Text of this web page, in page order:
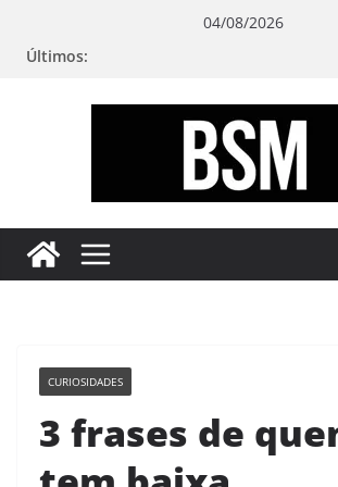
04/08/2026
Últimos:
sua
Mente
CURIOSIDADES
3 frases de